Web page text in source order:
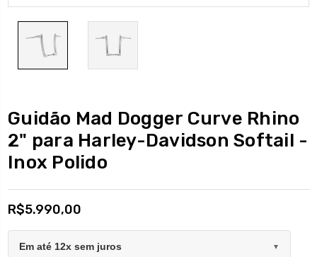
Guidão Mad Dogger Curve Rhino
2" para Harley-Davidson Softail -
Inox Polido
R$5.990,00
Em até 12x sem juros ▼